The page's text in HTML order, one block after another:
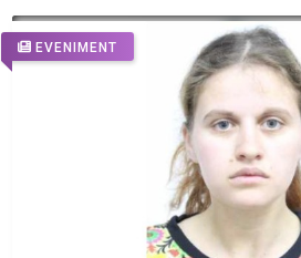
EVENIMENT